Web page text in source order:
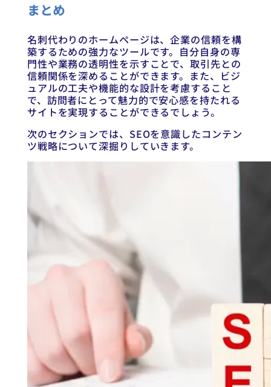
まとめ
名刺代わりのホームページは、企業の信頼を構
築するための強力なツールです。自分自身の専
門性や業務の透明性を示すことで、取引先との
信頼関係を深めることができます。また、ビジ
ュアルの工夫や機能的な設計を考慮すること
で、訪問者にとって魅力的で安心感を持たれる
サイトを実現することができるでしょう。
次のセクションでは、SEOを意識したコンテン
ツ戦略について深掘りしていきます。